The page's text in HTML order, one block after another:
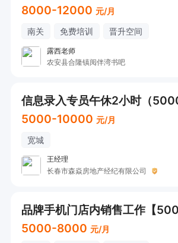
8000-12000 元/月
南关 免费培训 晋升空间
露西老师
农安县合隆镇阅伴湾书吧
5000-10000 元/月
宽城
王经理
长春市森焱房地产经纪有限公司
品牌手机门店内销售工作【
5000-8000 元/月